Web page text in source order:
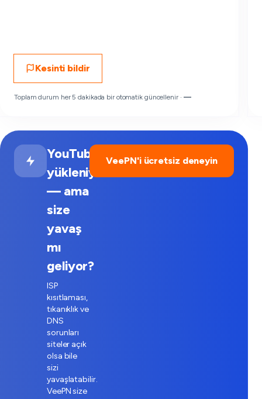
Kesinti bildir
Toplam durum her 5 dakikada bir otomatik güncellenir · —
YouTube
yükleniyor
— ama
size
yavaş
mı
geliyor?
ISP
kısıtlaması,
tıkanıklık ve
DNS
sorunları
siteler açık
olsa bile
sizi
yavaşlatabilir.
VeePN size
VeePN'i ücretsiz deneyin